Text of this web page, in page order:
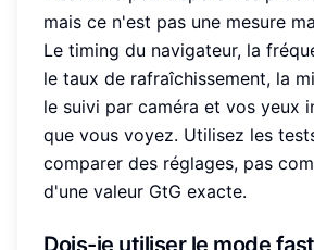
mais ce n'est pas une mesure
Le timing du navigateur, la
le taux de rafraîchissement, la
le suivi par caméra et vos yeux
que vous voyez. Utilisez les
comparer des réglages, pas
d'une valeur GtG exacte.